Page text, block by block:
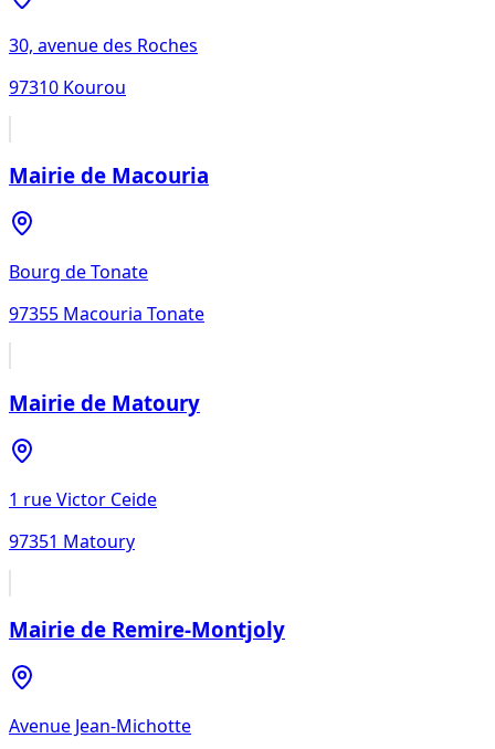
30, avenue des Roches
97310 Kourou
Mairie de Macouria
Bourg de Tonate
97355 Macouria Tonate
Mairie de Matoury
1 rue Victor Ceide
97351 Matoury
Mairie de Remire-Montjoly
Avenue Jean-Michotte